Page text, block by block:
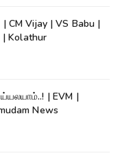
| Kolathur
| EVM |
News